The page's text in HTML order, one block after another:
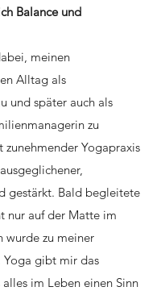
Balance und
meinen
Alltag als
und später auch als
zu
Yogapraxis
gestärkt. Bald begleitete
nur auf der Matte im
wurde zu meiner
Yoga gibt mir das
alles im Leben einen Sinn